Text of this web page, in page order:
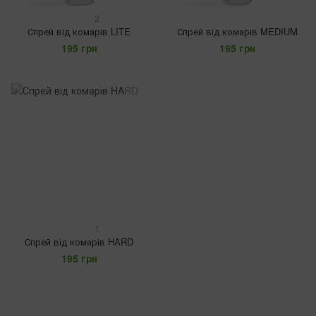
2
Спрей від комарів LITE
195 грн
Спрей від комарів MEDIUM
195 грн
1
Спрей від комарів HARD
195 грн